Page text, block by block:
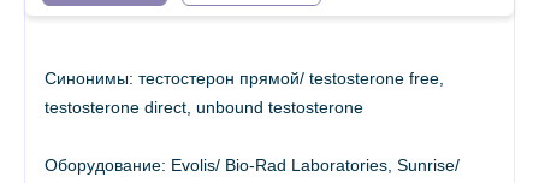
Синонимы: тестостерон прямой/ testosterone free,
testosterone direct, unbound testosterone
Оборудование: Evolis/ Bio-Rad Laboratories, Sunrise/